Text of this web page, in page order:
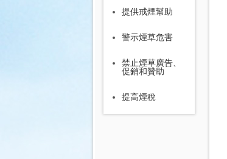
提供戒煙幫助
警示煙草危害
禁止煙草廣告、
促銷和贊助
提高煙稅